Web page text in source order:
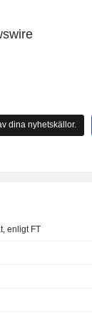
dina nyhetskällor.
enligt FT